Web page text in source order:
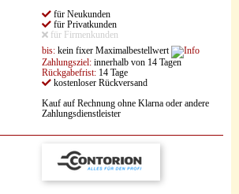
für Neukunden
für Privatkunden
für Firmenkunden
bis: kein fixer Maximalbestellwert
Zahlungsziel: innerhalb von 14 Tagen
Rückgabefrist: 14 Tage
kostenloser Rückversand
Kauf auf Rechnung ohne Klarna oder andere
Zahlungsdienstleister